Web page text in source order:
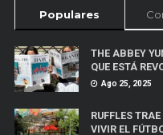
Populares
THE ABBEY
QUE ESTÁ
Ago 25, 2025
RUFFLES
VIVIR EL